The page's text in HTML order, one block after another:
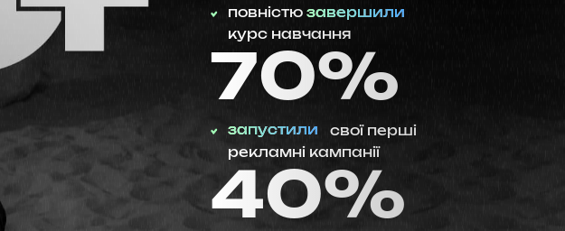
повністю завершили
курс навчання
70%
запустили свої перші
рекламні кампанії
40%